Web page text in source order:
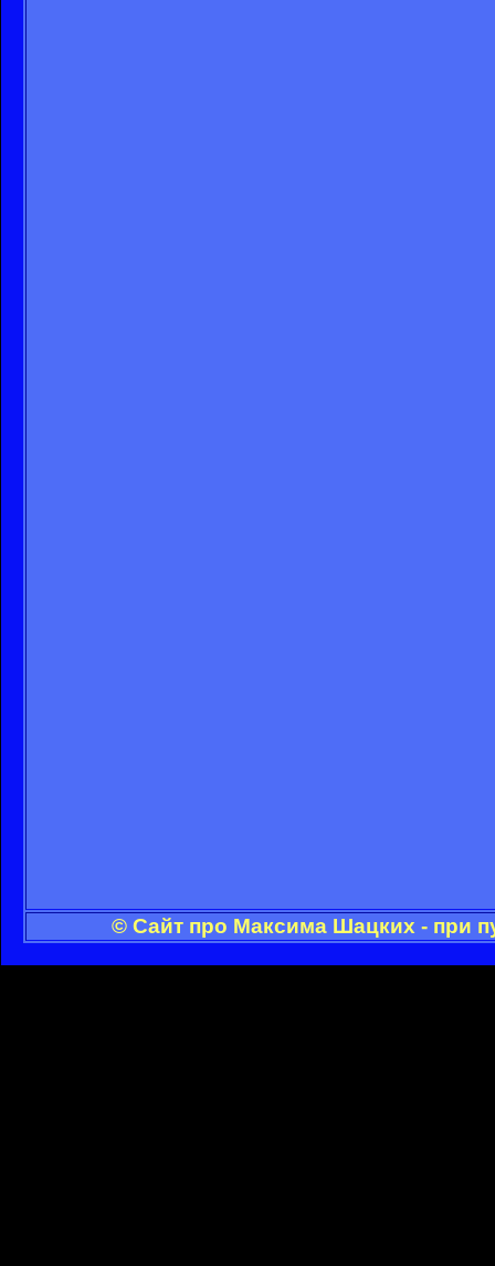
© Сайт про Максима Шацких - при